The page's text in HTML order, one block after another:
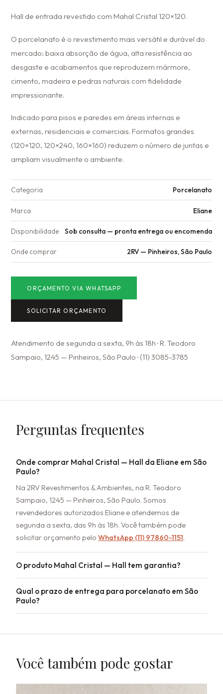
Hall de entrada revestido com Mahal Cristal 120×120.
O porcelanato é o revestimento mais versátil e durável do
mercado: baixa absorção de água, alta resistência ao
desgaste e acabamentos que reproduzem mármore,
cimento, madeira e pedras naturais com fidelidade
impressionante.
Indicado para pisos e paredes em áreas internas e
externas, residenciais e comerciais. Formatos grandes
(120×120, 120×240, 160×160) reduzem o número de juntas e
ampliam visualmente o ambiente.
Categoria Porcelanato
Marca Eliane
Disponibilidade Sob consulta — pronta entrega ou encomenda
Onde comprar 2RV — Pinheiros, São Paulo
ORÇAMENTO VIA WHATSAPP
SOLICITAR ORÇAMENTO
Atendimento de segunda a sexta, 9h às 18h · R. Teodoro
Sampaio, 1245 — Pinheiros, São Paulo · (11) 3085-3785
Perguntas frequentes
Onde comprar Mahal Cristal — Hall da Eliane em São
Paulo?
Na 2RV Revestimentos & Ambientes, na R. Teodoro
Sampaio, 1245 — Pinheiros, São Paulo. Somos
revendedores autorizados Eliane e atendemos de
segunda a sexta, das 9h às 18h. Você também pode
solicitar orçamento pelo WhatsApp (11) 97860-1151.
O produto Mahal Cristal — Hall tem garantia?
Qual o prazo de entrega para porcelanato em São
Paulo?
Você também pode gostar